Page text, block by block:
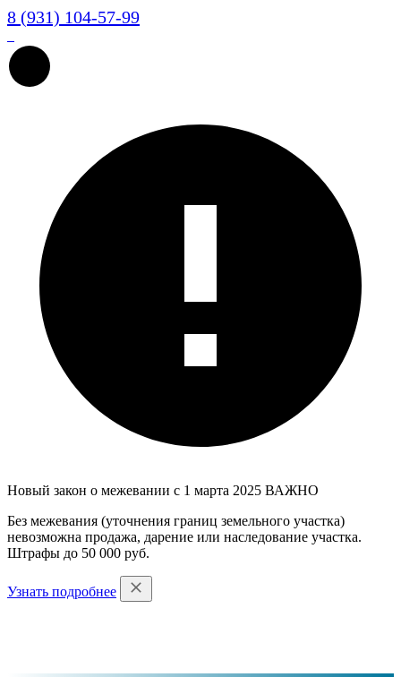
8 (931) 104-57-99
Новый закон о межевании с 1 марта 2025 ВАЖНО
Без межевания (уточнения границ земельного участка)
невозможна продажа, дарение или наследование участка.
Штрафы до 50 000 руб.
Узнать подробнее